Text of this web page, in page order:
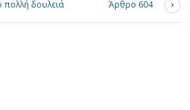
Άρθρο 604
πολλή δουλειά